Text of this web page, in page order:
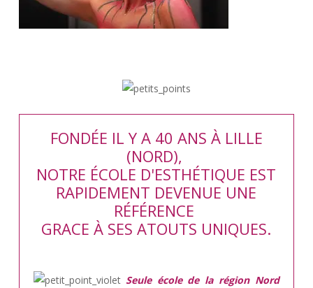
FONDÉE IL Y A 40 ANS À LILLE
(NORD),
NOTRE ÉCOLE D'ESTHÉTIQUE EST
RAPIDEMENT DEVENUE UNE
RÉFÉRENCE
GRACE À SES ATOUTS UNIQUES.
Seule école de la région Nord